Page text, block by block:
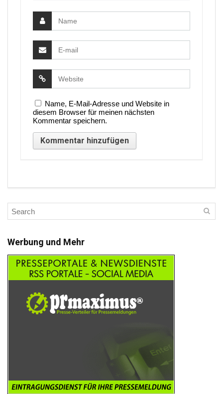
Name, E-Mail-Adresse und Website in
diesem Browser für meinen nächsten
Kommentar speichern.
Werbung und Mehr